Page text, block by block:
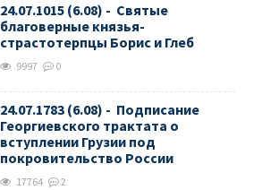
24.07.1015 (6.08) - Святые
благоверные князья-
страстотерпцы Борис и Глеб
9997 0
24.07.1783 (6.08) - Подписание
Георгиевского трактата о
вступлении Грузии под
покровительство России
17764 2